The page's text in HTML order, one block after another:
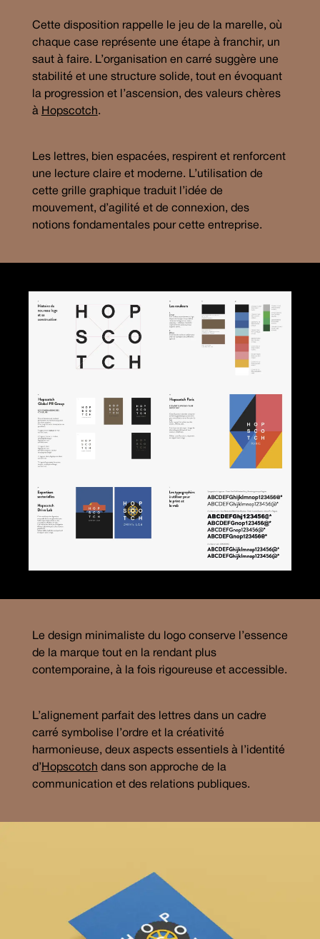
Cette disposition rappelle le jeu de la marelle, où
chaque case représente une étape à franchir, un
saut à faire. L’organisation en carré suggère une
stabilité et une structure solide, tout en évoquant
la progression et l’ascension, des valeurs chères
à Hopscotch.
Les lettres, bien espacées, respirent et renforcent
une lecture claire et moderne. L’utilisation de
cette grille graphique traduit l’idée de
mouvement, d’agilité et de connexion, des
notions fondamentales pour cette entreprise.
Le design minimaliste du logo conserve l’essence
de la marque tout en la rendant plus
contemporaine, à la fois rigoureuse et accessible.
L’alignement parfait des lettres dans un cadre
carré symbolise l’ordre et la créativité
harmonieuse, deux aspects essentiels à l’identité
d’ Hopscotch dans son approche de la
communication et des relations publiques.